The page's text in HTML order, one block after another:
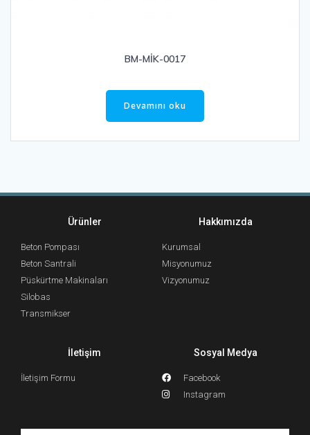
BM-MİK-0017
Devamını oku
Ürünler
Beton Pompası
Beton Santrali
Püskürtme Makinaları
Silobas
Transmikser
Hakkımızda
Kurumsal
Misyonumuz
Vizyonumuz
İletişim
İletişim Formu
Sosyal Medya
Facebook
Instagram